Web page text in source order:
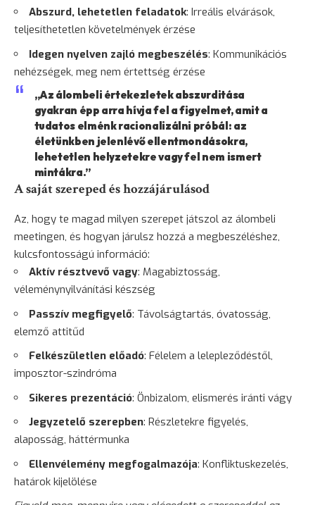
Abszurd, lehetetlen feladatok: Irreális elvárások,
teljesíthetetlen követelmények érzése
Idegen nyelven zajló megbeszélés: Kommunikációs
nehézségek, meg nem értettség érzése
„Az álombeli értekezletek abszurditása
gyakran épp arra hívja fel a figyelmet, amit a
tudatos elménk racionalizálni próbál: az
életünkben jelenlévő ellentmondásokra,
lehetetlen helyzetekre vagy fel nem ismert
mintákra.”
A saját szereped és hozzájárulásod
Az, hogy te magad milyen szerepet játszol az álombeli
meetingen, és hogyan járulsz hozzá a megbeszéléshez,
kulcsfontosságú információ:
Aktív résztvevő vagy: Magabiztosság,
véleménynyilvánítási készség
Passzív megfigyelő: Távolságtartás, óvatosság,
elemző attitűd
Felkészületlen előadó: Félelem a lelepleződéstől,
imposztor-szindróma
Sikeres prezentáció: Önbizalom, elismerés iránti vágy
Jegyzetelő szerepben: Részletekre figyelés,
alaposság, háttérmunka
Ellenvélemény megfogalmazója: Konfliktuskezelés,
határok kijelölése